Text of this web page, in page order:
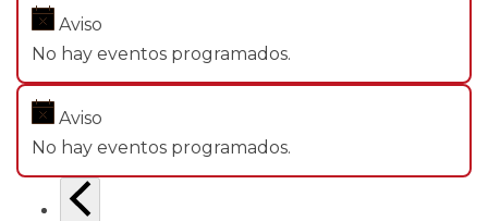
Aviso
No hay eventos programados.
Aviso
No hay eventos programados.